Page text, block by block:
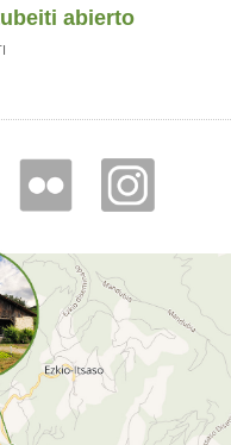
abierto